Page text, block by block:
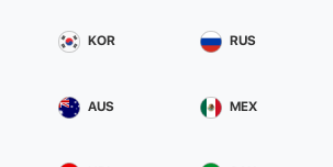
KOR RUS
AUS MEX